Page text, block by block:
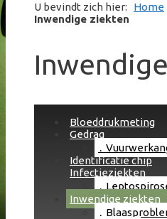
U bevindt zich hier: Home
Inwendige ziekten
Bloeddrukmeting
Gedrag
Identificatie chip
Infectieziekten
Inwendige ziekten